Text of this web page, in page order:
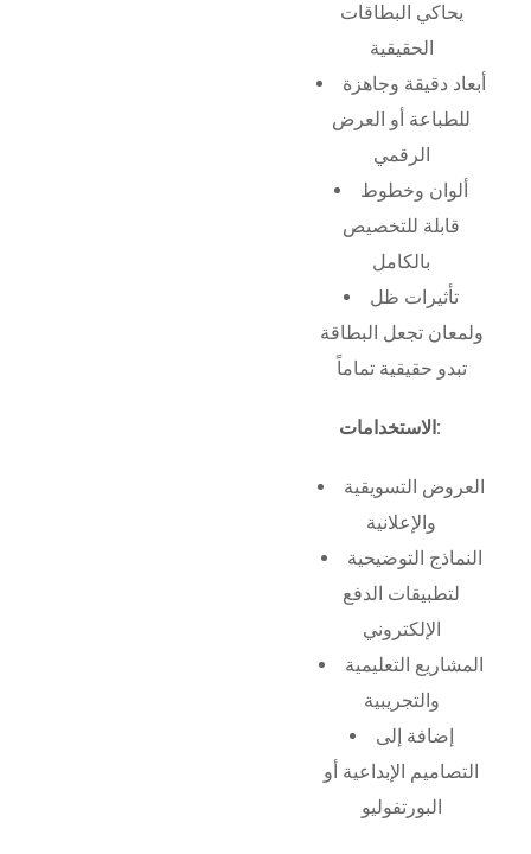
يحاكي البطاقات
الحقيقية
أبعاد دقيقة وجاهزة
للطباعة أو العرض
الرقمي
ألوان وخطوط
قابلة للتخصيص
بالكامل
تأثيرات ظل
ولمعان تجعل البطاقة
تبدو حقيقية تماماً
الاستخدامات:
العروض التسويقية
والإعلانية
النماذج التوضيحية
لتطبيقات الدفع
الإلكتروني
المشاريع التعليمية
والتجريبية
إضافة إلى
التصاميم الإبداعية أو
البورتفوليو